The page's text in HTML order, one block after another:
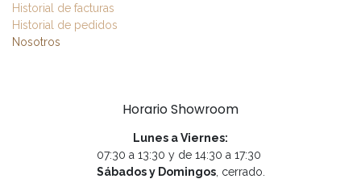
Historial de facturas
Historial de pedidos
Nosotros
Horario Showroom
Lunes a Viernes:
07:30 a 13:30 y de 14:30 a 17:30
Sábados y Domingos, cerrado.